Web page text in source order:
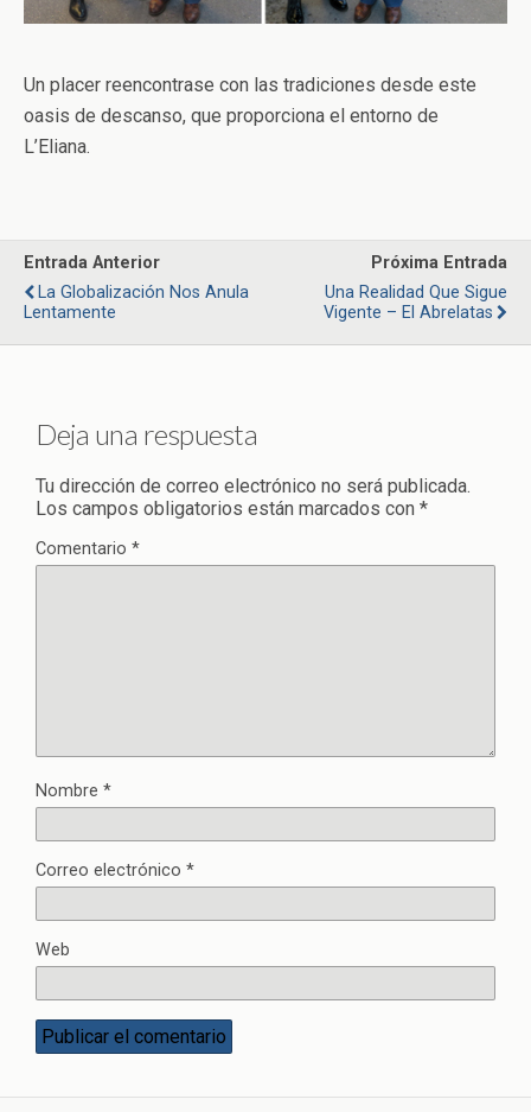
Un placer reencontrase con las tradiciones desde este
oasis de descanso, que proporciona el entorno de
L’Eliana.
Entrada Anterior
La Globalización Nos Anula
Lentamente
Próxima Entrada
Una Realidad Que Sigue
Vigente – El Abrelatas
Deja una respuesta
Tu dirección de correo electrónico no será publicada.
Los campos obligatorios están marcados con *
Comentario *
Nombre *
Correo electrónico *
Web